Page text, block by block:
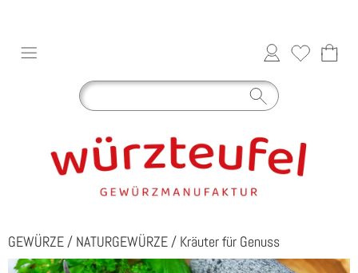
GEWÜRZE / NATURGEWÜRZE / Kräuter für Genuss